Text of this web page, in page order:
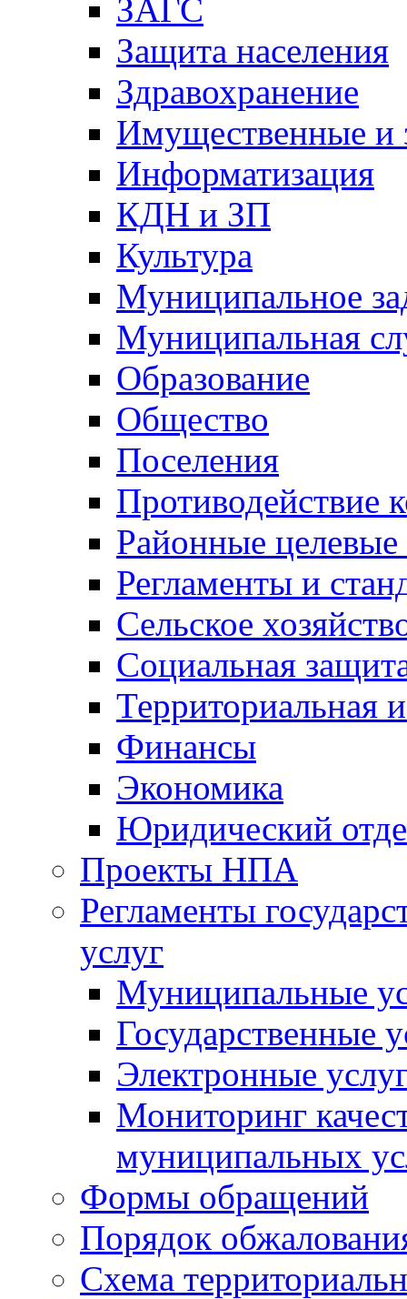
ЗАГС
Защита населения
Здравохранение
Имущественные и
Информатизация
КДН и ЗП
Культура
Муниципальное
Муниципальная
Образование
Общество
Поселения
Противодействие
Районные
Регламенты и
Сельское
Социальная
Территориальная
Финансы
Экономика
Юридический
Проекты НПА
Регламенты
услуг
Муниципальные
Государственные
Электронные
Мониторинг
муниципальных
Формы обращений
Порядок
Схема